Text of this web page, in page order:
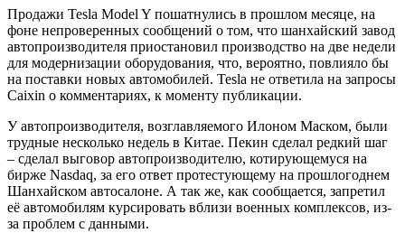
Продажи Tesla Model Y пошатнулись в прошлом месяце, на
фоне непроверенных сообщений о том, что шанхайский завод
автопроизводителя приостановил производство на две недели
для модернизации оборудования, что, вероятно, повлияло бы
на поставки новых автомобилей. Tesla не ответила на запросы
Caixin о комментариях, к моменту публикации.
У автопроизводителя, возглавляемого Илоном Маском, были
трудные несколько недель в Китае. Пекин сделал редкий шаг
– сделал выговор автопроизводителю, котирующемуся на
бирже Nasdaq, за его ответ протестующему на прошлогоднем
Шанхайском автосалоне. А так же, как сообщается, запретил
её автомобилям курсировать вблизи военных комплексов, из-
за проблем с данными.